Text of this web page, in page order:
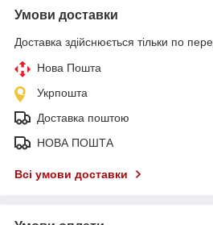
Умови доставки
Доставка здійснюється тільки по
Нова Пошта
Укрпошта
Доставка поштою
НОВА ПОШТА
Всі умови доставки